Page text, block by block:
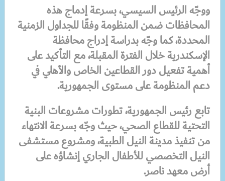
ووجّه الرئيس السيسي، بسرعة إدماج هذه
المحافظات ضمن المنظومة وفقًا للجداول الزمنية
المحددة، كما وجّه بدراسة إدراج محافظة
الإسكندرية خلال الفترة المقبلة، مع التأكيد على
أهمية تفعيل دور القطاعين الخاص والأهلي في
دعم المنظومة على مستوى الجمهورية.
تابع رئيس الجمهورية، تطورات مشروعات البنية
التحتية للقطاع الصحي، حيث وجّه بسرعة الانتهاء
من تنفيذ مدينة النيل الطبية، ومشروع مستشفى
النيل التخصصي للأطفال الجاري إنشاؤه على
أرض معهد ناصر.